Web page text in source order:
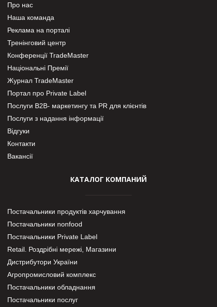
Про нас
Наша команда
Реклама на порталі
Тренінговий центр
Конференції TradeMaster
Національні Премії
Журнал TradeMaster
Портал про Private Label
Послуги В2В- маркетингу та PR для клієнтів
Послуги з надання інформації
Відгуки
Контакти
Вакансії
КАТАЛОГ КОМПАНИЙ
Постачальники продуктів харчування
Постачальники nonfood
Постачальники Private Label
Retail. Роздрібні мережі, Магазини
Дистрибутори України
Агропромисловий комплекс
Постачальники обладнання
Постачальники послуг